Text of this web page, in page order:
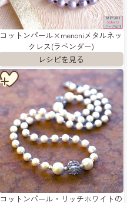
コットンパール×menoniメタルネッ
クレス(ラベンダー)
コットンパール・リッチホワイトの